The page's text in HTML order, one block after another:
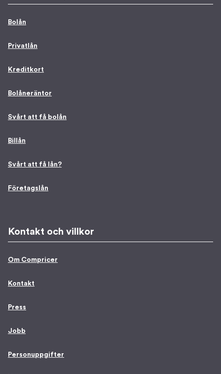
Bolån
Privatlån
Kreditkort
Bolåneräntor
Svårt att få bolån
Billån
Svårt att få lån?
Företagslån
Kontakt och villkor
Om Compricer
Kontakt
Press
Jobb
Personuppgifter